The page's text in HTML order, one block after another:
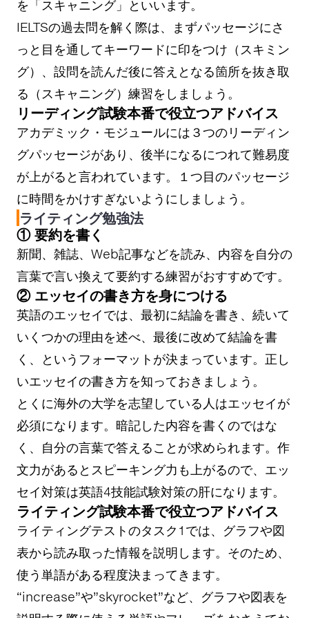
を「スキャニング」といいます。
IELTSの過去問を解く際は、まずパッセージにさ
っと目を通してキーワードに印をつけ（スキミン
グ）、設問を読んだ後に答えとなる箇所を抜き取
る（スキャニング）練習をしましょう。
リーディング試験本番で役立つアドバイス
アカデミック・モジュールには３つのリーディン
グパッセージがあり、後半になるにつれて難易度
が上がると言われています。１つ目のパッセージ
に時間をかけすぎないようにしましょう。
ライティング勉強法
① 要約を書く
新聞、雑誌、Web記事などを読み、内容を自分の
言葉で言い換えて要約する練習がおすすめです。
② エッセイの書き方を身につける
英語のエッセイでは、最初に結論を書き、続いて
いくつかの理由を述べ、最後に改めて結論を書
く、というフォーマットが決まっています。正し
いエッセイの書き方を知っておきましょう。
とくに海外の大学を志望している人はエッセイが
必須になります。暗記した内容を書くのではな
く、自分の言葉で答えることが求められます。作
文力があるとスピーキング力も上がるので、エッ
セイ対策は英語4技能試験対策の肝になります。
ライティング試験本番で役立つアドバイス
ライティングテストのタスク1では、グラフや図
表から読み取った情報を説明します。そのため、
使う単語がある程度決まってきます。
“increase”や”skyrocket”など、グラフや図表を